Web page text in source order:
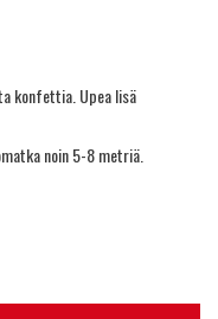
konfettia. Upea lisä
noin 5-8 metriä.